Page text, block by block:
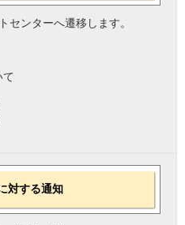
センターへ遷移します。
て
対する通知